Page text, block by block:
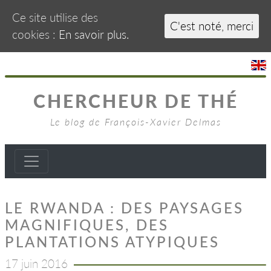
CHERCHEUR DE THÉ
Le blog de François-Xavier Delmas
LE RWANDA : DES PAYSAGES
MAGNIFIQUES, DES
PLANTATIONS ATYPIQUES
17 juin 2016
Ce site utilise des
cookies : En savoir plus.
C'est noté, merci